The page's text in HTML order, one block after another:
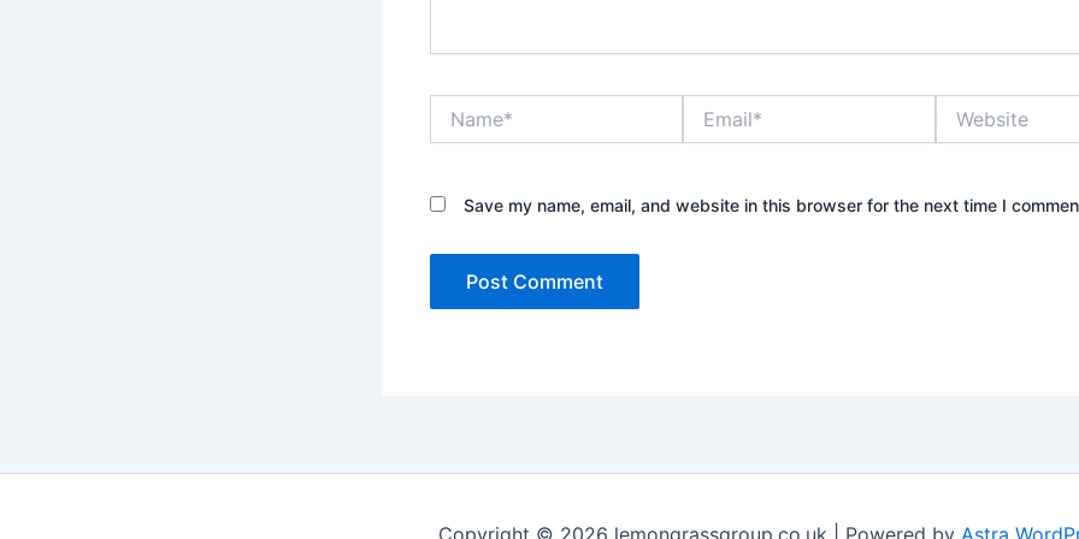
Save my name, email, and website in this browser for the next time I
Copyright © 2026 lemongrassgroup.co.uk | Powered by Astra